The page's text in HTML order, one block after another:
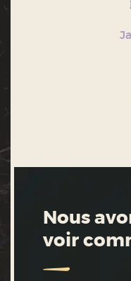
Nous
voir